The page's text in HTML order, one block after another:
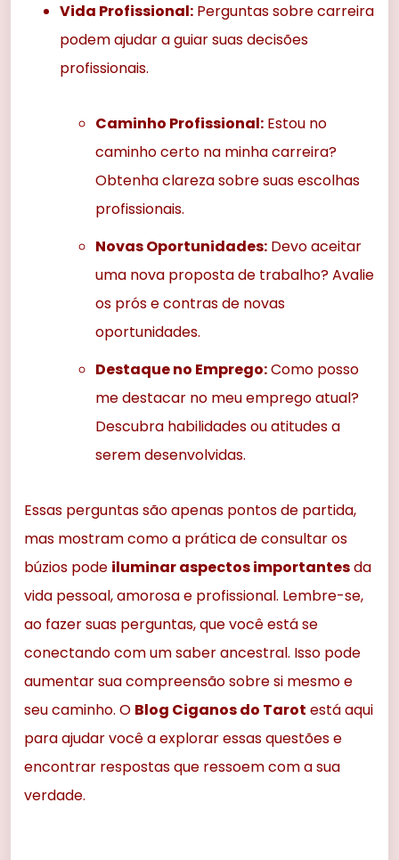
Vida Profissional: Perguntas sobre carreira
podem ajudar a guiar suas decisões
profissionais.
Caminho Profissional: Estou no
caminho certo na minha carreira?
Obtenha clareza sobre suas escolhas
profissionais.
Novas Oportunidades: Devo aceitar
uma nova proposta de trabalho? Avalie
os prós e contras de novas
oportunidades.
Destaque no Emprego:Como posso
me destacar no meu emprego atual?
Descubra habilidades ou atitudes a
serem desenvolvidas.
Essas perguntas são apenas pontos de partida,
mas mostram como a prática de consultar os
búzios pode iluminar aspectos importantesda
vida pessoal, amorosa e profissional. Lembre-se,
ao fazer suas perguntas, que você está se
conectando com um saber ancestral. Isso pode
aumentar sua compreensão sobre si mesmo e
seu caminho. O Blog Ciganos do Tarot está aqui
para ajudar você a explorar essas questões e
encontrar respostas que ressoem com a sua
verdade.